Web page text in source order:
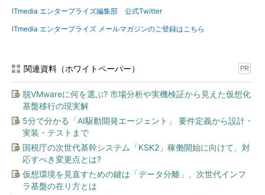
ITmedia エンタープライズ編集部 公式Twitter
ITmedia エンタープライズ メールマガジンのご登録はこちら
関連資料（ホワイトペーパー） PR
脱VMwareに何を選ぶ? 市場分析や実機検証から見えた仮想化
基盤移行の現実解
5分で分かる「AI駆動開発エージェント」 要件定義から設計・
実装・テストまで
国税庁の次世代基幹システム「KSK2」稼働開始に向けて、対
応すべき変更点とは?
仮想環境を見直すための鍵は「データ分離」、次世代インフ
ラ基盤の在り方とは